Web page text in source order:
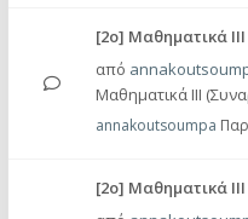
[2ο] Μαθηματικά
από
Μαθηματικά ΙΙΙ
annakoutsoumpa
[2ο] Μαθηματικά